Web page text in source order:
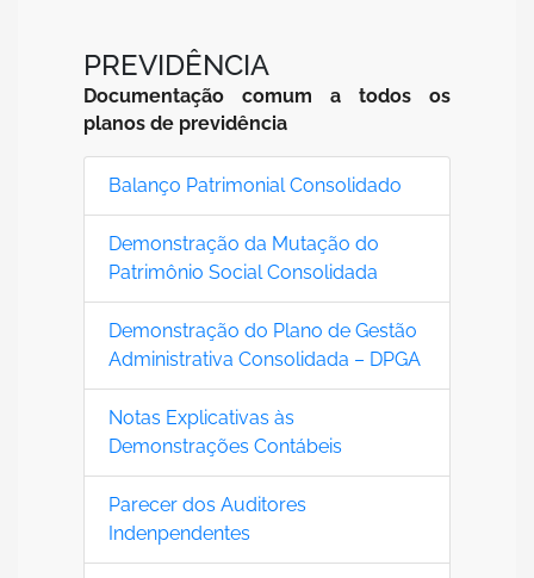
PREVIDÊNCIA
Documentação comum a todos os
planos de previdência
Balanço Patrimonial Consolidado
Demonstração da Mutação do
Patrimônio Social Consolidada
Demonstração do Plano de Gestão
Administrativa Consolidada – DPGA
Notas Explicativas às
Demonstrações Contábeis
Parecer dos Auditores
Indenpendentes